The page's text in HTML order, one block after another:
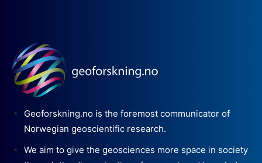
Geoforskning.no is the foremost communicator of
Norwegian geoscientific research.
We aim to give the geosciences more space in society